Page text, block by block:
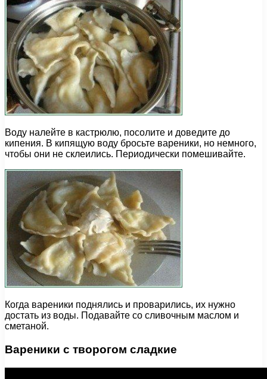
Воду налейте в кастрюлю, посолите и доведите до
кипения. В кипящую воду бросьте вареники, но немного,
чтобы они не склеились. Периодически помешивайте.
Когда вареники поднялись и проварились, их нужно
достать из воды. Подавайте со сливочным маслом и
сметаной.
Вареники с творогом сладкие